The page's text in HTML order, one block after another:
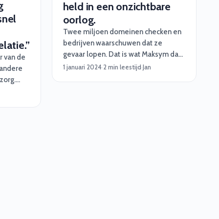
van de
held in een onzichtbare
oorlog.
Twee miljoen domeinen checken en
bedrijven waarschuwen dat ze
gevaar lopen. Dat is wat Maksym dag
in dag uit doet als ethisch hacker.
1 januari 2024·2 min leestijd·Jan